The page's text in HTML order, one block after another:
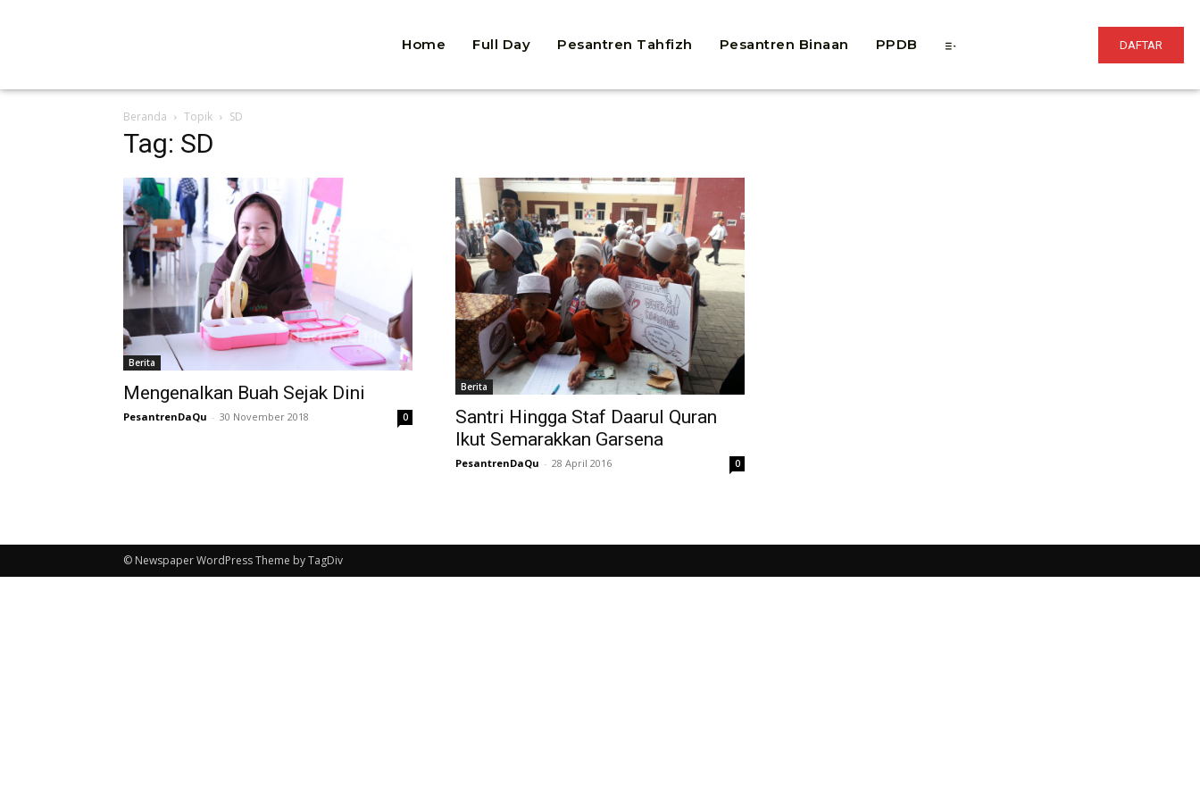
Home Full Day Pesantren Tahfizh Pesantren Binaan PPDB DAFTAR
Beranda Topik SD
Tag: SD
Berita
Mengenalkan Buah Sejak Dini
PesantrenDaQu - 30 November 2018 0
Berita
Santri Hingga Staf Daarul Quran
Ikut Semarakkan Garsena
PesantrenDaQu - 28 April 2016 0
© Newspaper WordPress Theme by TagDiv